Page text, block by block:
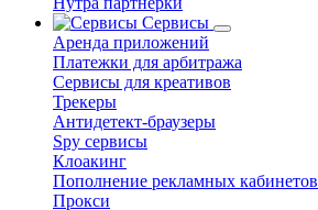
Сервисы
Аренда приложений
Платежки для арбитража
Сервисы для креативов
Трекеры
Антидетект-браузеры
Spy сервисы
Клоакинг
Пополнение рекламных кабинетов
Прокси